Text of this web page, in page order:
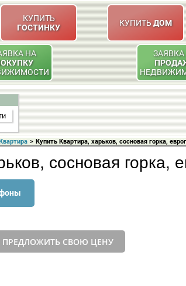
КУПИТЬ
ГОСТИНКУ
КУПИТЬДОМ
НА
ЗАЯВКА
> Купить Квартира, харьков, сосновая горка,
сосновая горка,
ПРЕДЛОЖИТЬ СВОЮ ЦЕНУ